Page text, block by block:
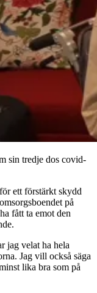
sin tredje dos covid-
ett förstärkt skydd
på
fått ta emot den
jag velat ha hela
Jag vill också säga
lika bra som på